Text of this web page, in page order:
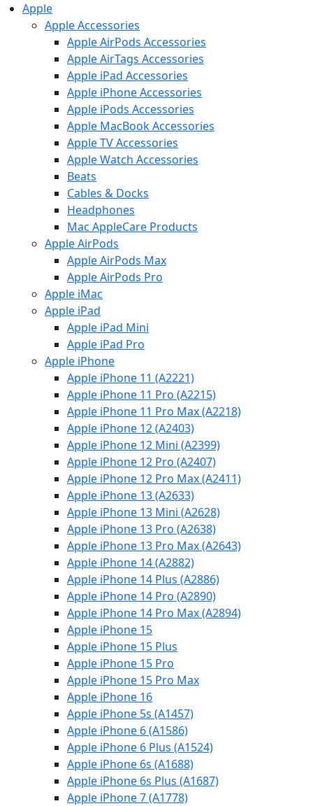
Apple
Apple Accessories
Apple AirPods Accessories
Apple AirTags Accessories
Apple iPad Accessories
Apple iPhone Accessories
Apple iPods Accessories
Apple MacBook Accessories
Apple TV Accessories
Apple Watch Accessories
Beats
Cables & Docks
Headphones
Mac AppleCare Products
Apple AirPods
Apple AirPods Max
Apple AirPods Pro
Apple iMac
Apple iPad
Apple iPad Mini
Apple iPad Pro
Apple iPhone
Apple iPhone 11 (A2221)
Apple iPhone 11 Pro (A2215)
Apple iPhone 11 Pro Max (A2218)
Apple iPhone 12 (A2403)
Apple iPhone 12 Mini (A2399)
Apple iPhone 12 Pro (A2407)
Apple iPhone 12 Pro Max (A2411)
Apple iPhone 13 (A2633)
Apple iPhone 13 Mini (A2628)
Apple iPhone 13 Pro (A2638)
Apple iPhone 13 Pro Max (A2643)
Apple iPhone 14 (A2882)
Apple iPhone 14 Plus (A2886)
Apple iPhone 14 Pro (A2890)
Apple iPhone 14 Pro Max (A2894)
Apple iPhone 15
Apple iPhone 15 Plus
Apple iPhone 15 Pro
Apple iPhone 15 Pro Max
Apple iPhone 16
Apple iPhone 5s (A1457)
Apple iPhone 6 (A1586)
Apple iPhone 6 Plus (A1524)
Apple iPhone 6s (A1688)
Apple iPhone 6s Plus (A1687)
Apple iPhone 7 (A1778)